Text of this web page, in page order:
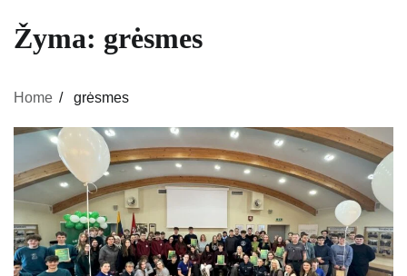
Žyma: grėsmes
Home grėsmes